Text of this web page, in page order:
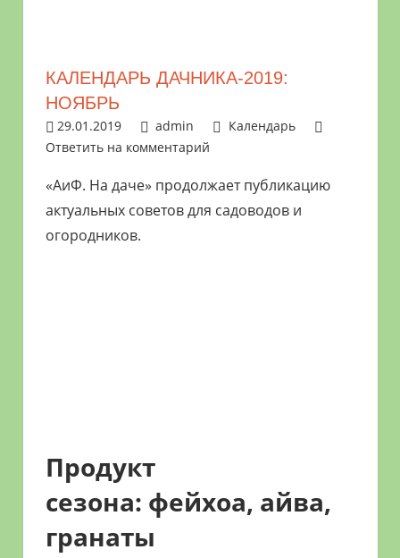
Поможем
обустройстве
дачного
участка
выращивании
богатого
КАЛЕНДАРЬ ДАЧНИКА-2019:
НОЯБРЬ
29.01.2019 admin
Календарь
Ответить на комментарий
«АиФ. На даче» продолжает публикацию
актуальных советов для садоводов и
огородников.
Продукт
сезона: фейхоа, айва,
гранаты